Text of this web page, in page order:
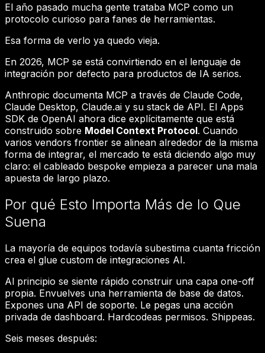
El año pasado mucha gente trataba MCP como un
protocolo curioso para fanes de herramientas.
Esa forma de verlo ya quedo vieja.
En 2026, MCP se está convirtiendo en el lenguaje de
integración por defecto para productos de IA serios.
Anthropic documenta MCP a través de Claude Code,
Claude Desktop, Claude.ai y su stack de API. El Apps
SDK de OpenAI ahora dice explícitamente que está
construido sobre Model Context Protocol. Cuando
varios vendors frontier se alinean alrededor de la misma
forma de integrar, el mercado te está diciendo algo muy
claro: el cableado bespoke empieza a parecer una mala
apuesta de largo plazo.
Por qué Esto Importa Más de lo Que
Suena
La mayoría de equipos todavía subestima cuanta fricción
crea el glue custom de integraciones AI.
Al principio se siente rápido construir una capa one-off
propia. Envuelves una herramienta de base de datos.
Expones una API de soporte. Le pegas una acción
privada de dashboard. Hardcodeas permisos. Shippeas.
Seis meses después: